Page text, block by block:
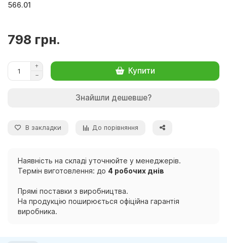
566.01
798 грн.
Купити
Знайшли дешевше?
В закладки До порівняння
Наявність на складі уточнюйте у менеджерів.
Термін виготовлення: до 4 робочих днів
Прямі поставки з виробництва.
На продукцію поширюється офіційна гарантія
виробника.